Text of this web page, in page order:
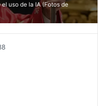
uso de la IA (Fotos de